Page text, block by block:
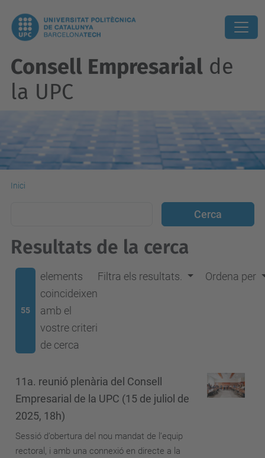
Consell Empresarial de
la UPC
Inici
Resultats de la cerca
55
elements
coincideixen
amb el
vostre criteri
de cerca
Filtra els resultats. Ordena per
11a. reunió plenària del Consell
Empresarial de la UPC (15 de juliol de
2025, 18h)
Sessió d’obertura del nou mandat de l’equip
rectoral, i amb una connexió en directe a la